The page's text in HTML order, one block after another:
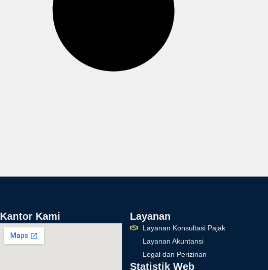
Kantor Kami Layanan
Layanan Konsultasi Pajak
Layanan Akuntansi
Legal dan Perizinan
Statistik Web